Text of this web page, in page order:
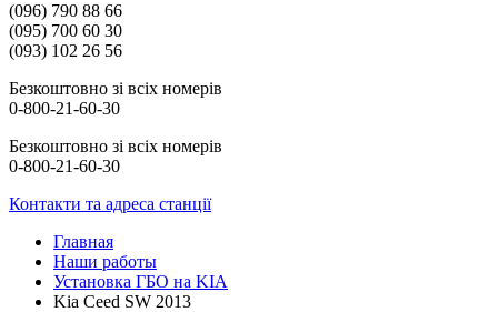
(096) 790 88 66
(095) 700 60 30
(093) 102 26 56
Безкоштовно зі всіх номерів
0-800-21-60-30
Безкоштовно зі всіх номерів
0-800-21-60-30
Контакти та адреса станції
Главная
Наши работы
Установка ГБО на KIA
Kia Ceed SW 2013